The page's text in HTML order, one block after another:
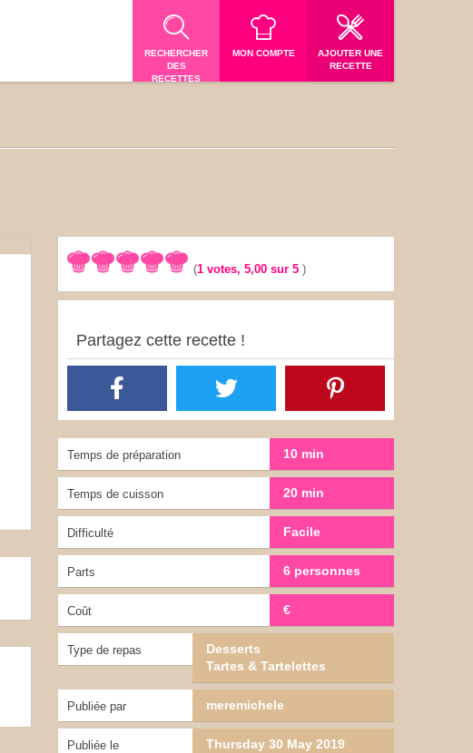
RECHERCHER
DES
RECETTES
MON COMPTE
AJOUTER UNE
RECETTE
(1 votes,5,00 sur 5)
Partagez cette recette !
Temps de préparation 10 min
Temps de cuisson 20 min
Difficulté Facile
Parts 6 personnes
Coût €
Type de repas
Desserts
Tartes & Tartelettes
Publiée par meremichele
Publiée le Thursday 30 May 2019